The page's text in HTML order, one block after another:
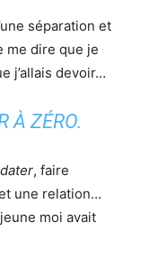
séparation et
me dire que je
j’allais devoir…
À ZÉRO.
dater, faire
une relation…
moi avait